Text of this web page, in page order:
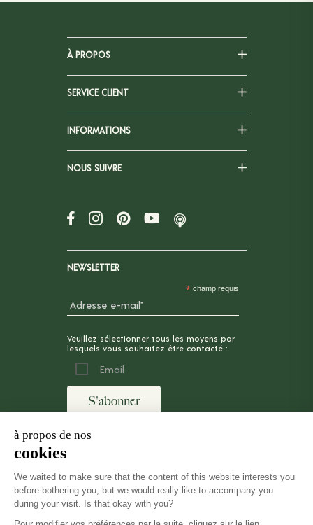
À PROPOS
SERVICE CLIENT
INFORMATIONS
NOUS SUIVRE
NEWSLETTER
* champ requis
Veuillez sélectionner tous les moyens par
lesquels vous souhaitez être contacté :
Email